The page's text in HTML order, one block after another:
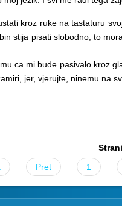
kroz ruke na tastaturu
stija pisati slobodno, to
ca mi bude pasivalo kroz
jer, vjerujte, ninemu na
Pret 1